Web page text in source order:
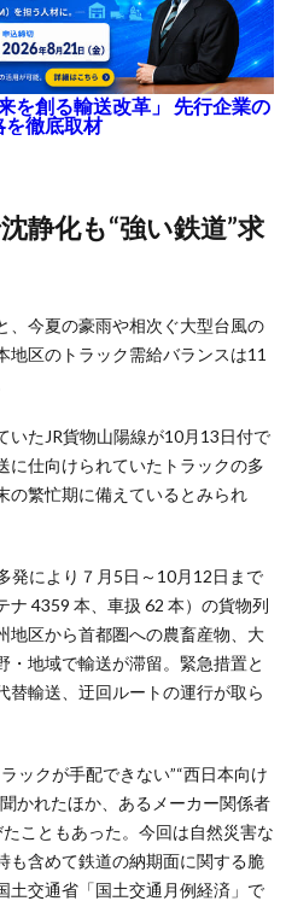
を創る輸送改革」 先行企業の
を徹底取材
今夏の豪雨や相次ぐ大型台風の
地区のトラック需給バランスは11
たJR貨物山陽線が10月13日付で
に仕向けられていたトラックの多
の繁忙期に備えているとみられ
発により７月5日～10月12日まで
4359 本、車扱 62 本）の貨物列
地区から首都圏への農畜産物、大
地域で輸送が滞留。緊急措置と
替輸送、迂回ルートの運行が取ら
ックが手配できない”“西日本向け
かれたほか、あるメーカー関係者
こともあった。今回は自然災害な
も含めて鉄道の納期面に関する脆
土交通省「国土交通月例経済」で